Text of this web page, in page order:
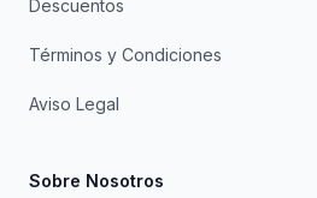
Descuentos
Términos y Condiciones
Aviso Legal
Sobre Nosotros